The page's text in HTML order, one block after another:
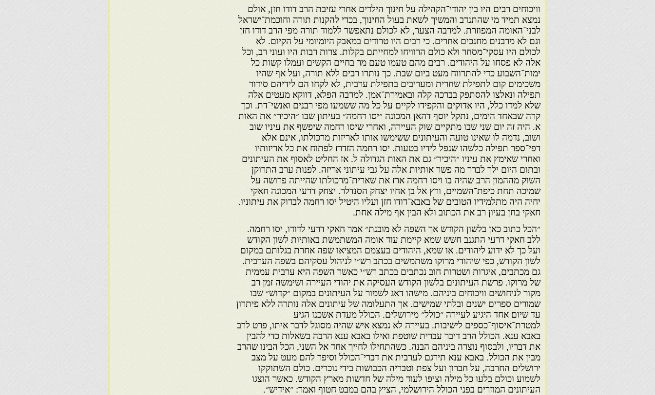
וויכוחים רבים היו בין יהודי־הקהילה על חינוך הילדים אחרי עזיבת הרב דודו חזן, אולם
נמצא תמיד מי שהתנדב והמשיך לשאת בעול החינוך, בכדי להקנות תורה וחוכמת־ישראל
לבני־האומה המפוזרת. למרבה הצער, לא לכולם נתאפשר ללמוד תורה מפי הרב דודו חזן
וגם לא מרבנים מחנכים אחרים. כי רבים היו טרודים במאבק היומיומי על הקיום. לא
לכולם היו עסקי־מסחר ולא כולם הרוויחו למחייתם בקלות. צרות רבות היו ועוני רב, וכל
אלה לא פסחו על היהודים. רבים מהם טעמו טעם מר בחיים הקשים ועמלו קשות כל
ימות־השבוע כדי להתרווח מעט ביום שבת. כך נותרו רבים ללא תורה, ועל אף שהיו
משכימים קום לתפילת שחרית ומעריבים בתפילת ערבית, לא לקחו הם לידיהם סידור
תפילה ונאלצו להסתפק בברכה קלה ובאמירת־אמן. למרבה הפלא, דווקא מעטים אלה
שלא למדו כלל, היו אדוקים והקפידו לקיים על כל מה ששמעו מפי רבנים ואנשי־דת. וכך
קרה שבאחד הימים, נתקל יוסף דהאן המכונה ״יסו רחמה״ בעיתון שבו ״היכיר״ את האות
א. היה זה יום שני שבו מתקיים שוק העיירה, ואחרי שיסו רחמה שיפשף את עיניו שוב
ושוב, נדמה לו שאינו טועה והעיתונים ששימשו אותו לאריזות מרכולתו, אינם אלא
דפי־ספר תפילה כלשהו שנפל לידיו בטעות. יסו רחמה הזדרז לפתוח את כל אריזותיו
ואחרי שאימץ את עיניו ״היכיר״ גם את האות הגדולה ל. אז החליט לאסוף את העיתונים
ובתום היום ילך לברר מה פשר אותיות אלה על גבי עיתוני אריזה. לפנות ערב התרוקן
השוק מההמון הרב שהיה בו ויסו רחמה ארז את שארית־מרכולתו שהייתה פרושה על
שמיכה תחת כיפת־השמיים, ורץ אל בן אחיו יצחק הסנדלר. יצחק דרעי המכונה חאקי
יחיה היה מתלמידיו הטובים של באבא־דודו חזן ועליו היטיל יסו רחמה לבדוק את עיתוניו.
חאקי בחן בעיון רב את הכתוב ולא הבין אף מילה אחת.
״הכל כתוב כאן בלשון הקודש אך השפה לא מובנת״ אמר חאקי דרעי לדודו, יסו רחמה.
ללב חאקי דרעי התגנב חשש שמא קיימת עוד אומה המשתמשת באותיות לשון הקודש
ועל כך לא ידוע ליהודים. או שמא, היהודים בעצמם המציאו שפה אחרת בגלותם במקום
לשון הקודש, כפי שיהודי מרוקו משתמשים בכתב רש״י לניהול עסקיהם בשפה הערבית.
גם מכתבים, איגרות ושטרות חוב נכתבים בכתב רש״י כאשר השפה היא ערבית עממית
של מרוקו. פרשת העיתונים בלשון הקודש העסיקה את יהודי העיירה ושימשה זמן רב
מקור לניחושים וויכוחים ביניהם. מישהו דאג לשמור על העיתונים במקום ״קדוש״ שבו
שמורים ספרים ישנים ובלתי שמישים. אך התעלומה של עיתונים אלה נותרה ללא פיתרון
עד שיום אחד היגיע לעיירה ״כולל״ מירושלים. הכולל מעדת אשכנז הגיע
למטרת־איסוף־כספים לישיבות. בעיירה לא נמצא איש שהיה מסוגל לדבר איתו, פרט לרב
באבא ענא. הכולל הרב דיבר עברית שוטפת ואילו באבא ענא הרבה בשאלות כדי להבין
את דבריו, ולבסוף נוצרה ביניהם הבנה. כשהתחילו לחייך אחד אל השני, הכל הבינו שהרב
מבין את הכולל. באבא ענא תירגם לערבית את דברי־הכולל וסיפר להם מעט על מצב
ירושלים החרבה, על חברון ועל צפת וטבריה הכבושות בידי נוכרים. כולם השתוקקו
לשמוע וכולם בלעו כל מילה וציפו לעוד מילה של חדשות מארץ הקודש. כאשר הוצגו
העיתונים המוזרים בפני הכולל הירושלמי, הציץ בהם במבט חטוף ואמר: ״אידיש״.